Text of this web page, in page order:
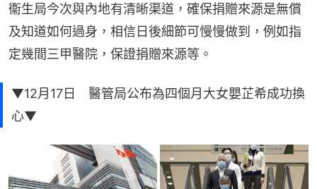
衞生局今次與內地有清晰渠道，確保捐贈來源是無償
及知道如何過身，相信日後細節可慢慢做到，例如指
定幾間三甲醫院，保證捐贈來源等。
▼12月17日 醫管局公布為四個月大女嬰芷希成功換
心▼